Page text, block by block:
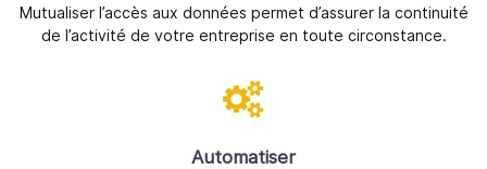
Mutualiser l’accès aux données permet d’assurer la continuité
de l’activité de votre entreprise en toute circonstance.
Automatiser